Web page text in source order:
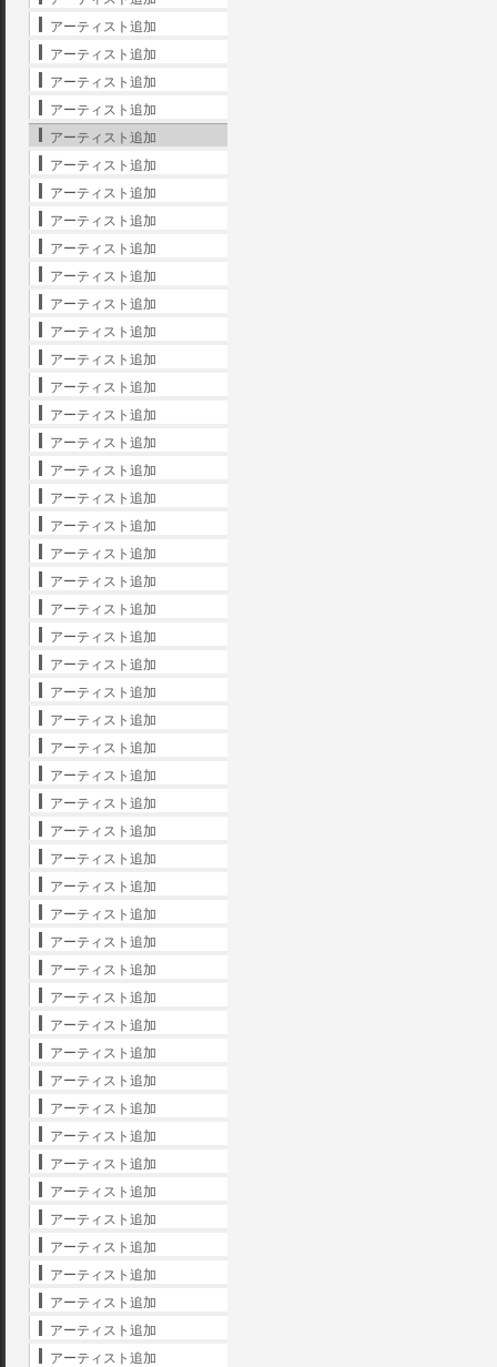
アーティスト追加
アーティスト追加
アーティスト追加
アーティスト追加
アーティスト追加
アーティスト追加
アーティスト追加
アーティスト追加
アーティスト追加
アーティスト追加
アーティスト追加
アーティスト追加
アーティスト追加
アーティスト追加
アーティスト追加
アーティスト追加
アーティスト追加
アーティスト追加
アーティスト追加
アーティスト追加
アーティスト追加
アーティスト追加
アーティスト追加
アーティスト追加
アーティスト追加
アーティスト追加
アーティスト追加
アーティスト追加
アーティスト追加
アーティスト追加
アーティスト追加
アーティスト追加
アーティスト追加
アーティスト追加
アーティスト追加
アーティスト追加
アーティスト追加
アーティスト追加
アーティスト追加
アーティスト追加
アーティスト追加
アーティスト追加
アーティスト追加
アーティスト追加
アーティスト追加
アーティスト追加
アーティスト追加
アーティスト追加
アーティスト追加